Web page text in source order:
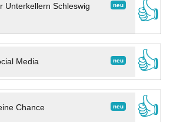
neu
Unterkellern Schleswig
👍
neu
Media
👍
neu
Chance
👍